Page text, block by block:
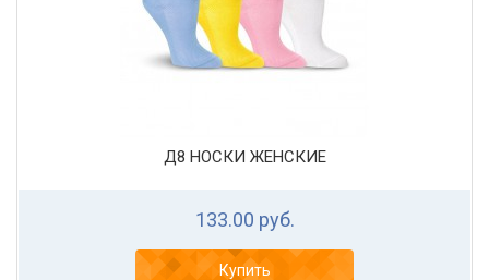
Д8 НОСКИ ЖЕНСКИЕ
133.00 руб.
Купить